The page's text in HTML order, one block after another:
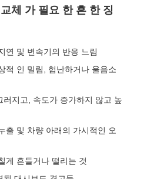
체 가 필요 한 흔 한 징
연 및 변속기의 반응 느림
적 인 밀림, 험난하거나 울음소
러지고, 속도가 증가하지 않고 높
출 및 차량 아래의 가시적인 오
게 흔들거나 떨리는 것